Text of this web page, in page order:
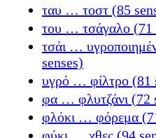
ταυ … τοστ (85
του … τσάγαλο (71
τσάι …
senses)
υγρό … φίλτρο (81
φα … φλυτζάνι (72
φλόκι … φόρεμα
φύκι … χθες (94